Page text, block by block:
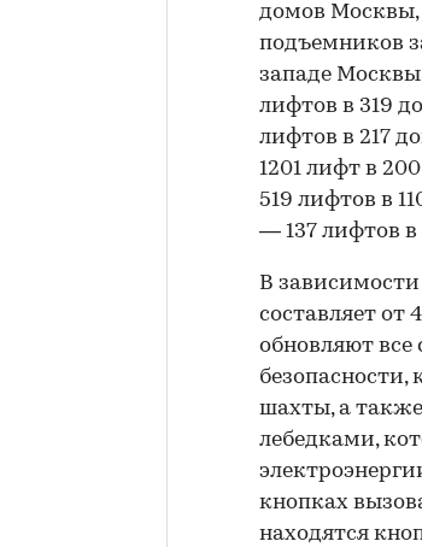
домов Москвы,
подъемников
западе Москвы
лифтов в 319
лифтов в 217
1201 лифт в
519 лифтов в
— 137 лифтов в
В
составляет от
обновляют все
шахты, а
лебедками,
кнопках
находятся